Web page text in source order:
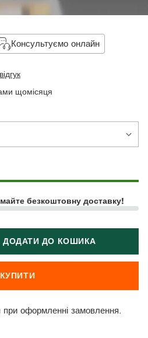
Консультуємо онлайн
щомісяця
безкоштовну доставку!
ДОДАТИ ДО КОШИКА
КУПИТИ
оформленні замовлення.